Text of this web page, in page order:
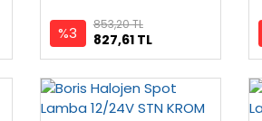
%3 827,61 TL
853,20 TL